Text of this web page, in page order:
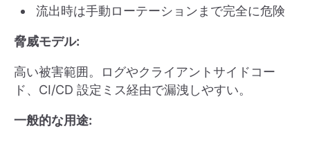
流出時は手動ローテーションまで完全に危険
脅威モデル:
高い被害範囲。ログやクライアントサイドコー
ド、CI/CD 設定ミス経由で漏洩しやすい。
一般的な用途: